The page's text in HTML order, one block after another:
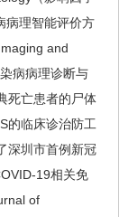
病理智能评价方
and
病病理诊断与
死亡患者的尸体
的临床诊治防工
深圳市首例新冠
19相关免
of